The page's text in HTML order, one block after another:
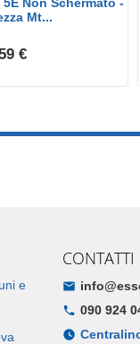
Mt...
€
e
CONTATTI
090 924